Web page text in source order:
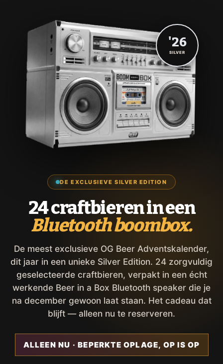
DE EXCLUSIEVE SILVER EDITION
24 craftbieren in een
Bluetooth boombox.
De meest exclusieve OG Beer Adventskalender,
dit jaar in een unieke Silver Edition. 24 zorgvuldig
geselecteerde craftbieren, verpakt in een écht
werkende Beer in a Box Bluetooth speaker die je
na december gewoon laat staan. Het cadeau dat
blijft — alleen nu te reserveren.
ALLEEN NU · BEPERKTE OPLAGE, OP IS OP
'26
SILVER